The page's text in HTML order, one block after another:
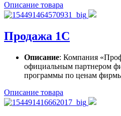
Описание товара
Продажа 1С
Описание: Компания
официальным партнером
программы по ценам
Описание товара